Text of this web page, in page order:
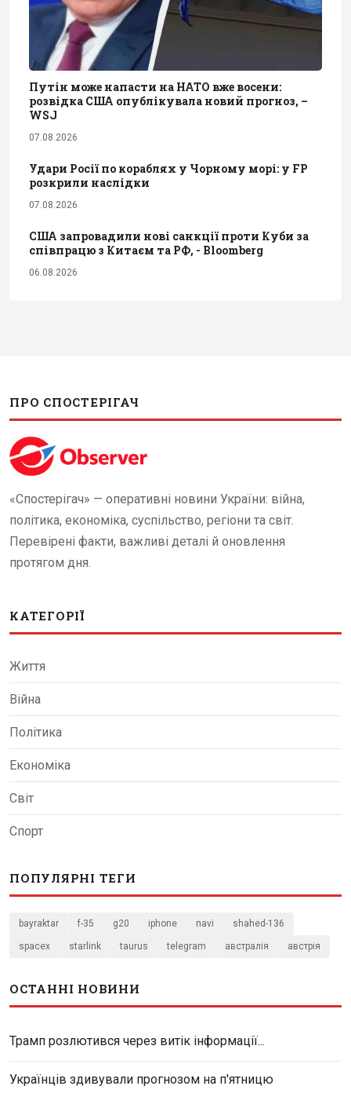
Путін може напасти на НАТО вже восени:
розвідка США опублікувала новий прогноз, –
WSJ
07.08.2026
Удари Росії по кораблях у Чорному морі: у FP
розкрили наслідки
07.08.2026
США запровадили нові санкції проти Куби за
співпрацю з Китаєм та РФ, - Bloomberg
06.08.2026
ПРО СПОСТЕРІГАЧ
«Спостерігач» — оперативні новини України: війна,
політика, економіка, суспільство, регіони та світ.
Перевірені факти, важливі деталі й оновлення
протягом дня.
КАТЕГОРІЇ
Життя
Війна
Політика
Економіка
Світ
Спорт
ПОПУЛЯРНІ ТЕГИ
bayraktar f-35 g20 iphone navi shahed-136
spacex starlink taurus telegram австралія австрія
ОСТАННІ НОВИНИ
Трамп розлютився через витік інформації...
Українців здивували прогнозом на п'ятницю